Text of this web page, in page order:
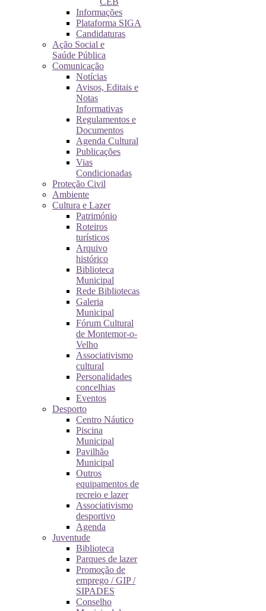
Informações
Plataforma SIGA
Candidaturas
Ação Social e
Saúde Pública
Comunicação
Notícias
Avisos, Editais e
Notas
Informativas
Regulamentos e
Documentos
Agenda Cultural
Publicações
Vias
Condicionadas
Proteção Civil
Ambiente
Cultura e Lazer
Património
Roteiros
turísticos
Arquivo
histórico
Biblioteca
Municipal
Rede Bibliotecas
Galeria
Municipal
Fórum Cultural
de Montemor-o-
Velho
Associativismo
cultural
Personalidades
concelhias
Eventos
Desporto
Centro Náutico
Piscina
Municipal
Pavilhão
Municipal
Outros
equipamentos de
recreio e lazer
Associativismo
desportivo
Agenda
Juventude
Biblioteca
Parques de lazer
Promoção de
emprego / GIP /
SIPADES
Conselho